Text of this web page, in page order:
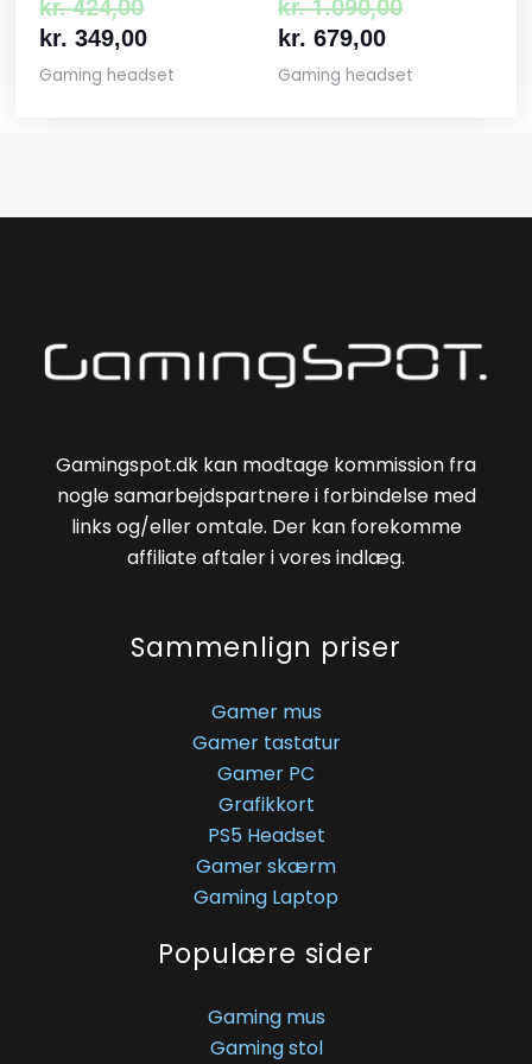
kr.424,00
kr. 349,00
Gaming headset
kr.1.090,00
kr. 679,00
Gaming headset
Gamingspot.dk kan modtage kommission fra
nogle samarbejdspartnere i forbindelse med
links og/eller omtale. Der kan forekomme
affiliate aftaler i vores indlæg.
Sammenlign priser
Gamer mus
Gamer tastatur
Gamer PC
Grafikkort
PS5 Headset
Gamer skærm
Gaming Laptop
Populære sider
Gaming mus
Gaming stol